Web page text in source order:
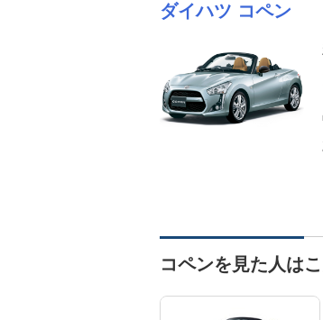
ダイハツ コペン
コペンを見た人は